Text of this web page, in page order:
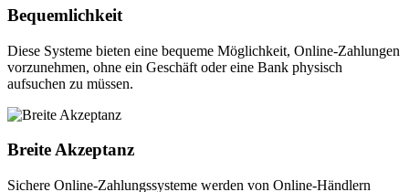
Bequemlichkeit
Diese Systeme bieten eine bequeme Möglichkeit, Online-Zahlungen
vorzunehmen, ohne ein Geschäft oder eine Bank physisch
aufsuchen zu müssen.
Breite Akzeptanz
Sichere Online-Zahlungssysteme werden von Online-Händlern